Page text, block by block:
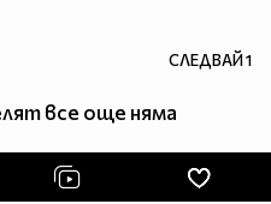
СЛЕДВАЙ1
все още няма